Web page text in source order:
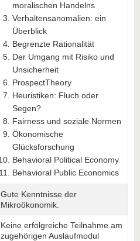
moralischen Handelns
Verhaltensanomalien: ein
Überblick
Begrenzte Rationalität
Der Umgang mit Risiko und
Unsicherheit
ProspectTheory
Heuristiken: Fluch oder
Segen?
Fairness und soziale Normen
Ökonomische
Glücksforschung
Behavioral Political Economy
Behavioral Public Economics
Gute Kenntnisse der
Mikroökonomik.
Keine erfolgreiche Teilnahme am
zugehörigen Auslaufmodul